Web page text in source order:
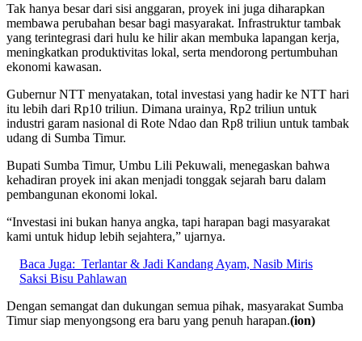
Tak hanya besar dari sisi anggaran, proyek ini juga diharapkan
membawa perubahan besar bagi masyarakat. Infrastruktur tambak
yang terintegrasi dari hulu ke hilir akan membuka lapangan kerja,
meningkatkan produktivitas lokal, serta mendorong pertumbuhan
ekonomi kawasan.
Gubernur NTT menyatakan, total investasi yang hadir ke NTT hari
itu lebih dari Rp10 triliun. Dimana urainya, Rp2 triliun untuk
industri garam nasional di Rote Ndao dan Rp8 triliun untuk tambak
udang di Sumba Timur.
Bupati Sumba Timur, Umbu Lili Pekuwali, menegaskan bahwa
kehadiran proyek ini akan menjadi tonggak sejarah baru dalam
pembangunan ekonomi lokal.
“Investasi ini bukan hanya angka, tapi harapan bagi masyarakat
kami untuk hidup lebih sejahtera,” ujarnya.
Baca Juga: Terlantar & Jadi Kandang Ayam, Nasib Miris
Saksi Bisu Pahlawan
Dengan semangat dan dukungan semua pihak, masyarakat Sumba
Timur siap menyongsong era baru yang penuh harapan.(ion)